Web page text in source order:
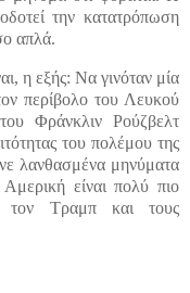
την κατατρόπωση
απλά.
η εξής: Να γινόταν μία
περίβολο του Λευκού
Φράνκλιν Ρούζβελτ
του πολέμου της
λανθασμένα μηνύματα
είναι πολύ πιο
τον Τραμπ και τους